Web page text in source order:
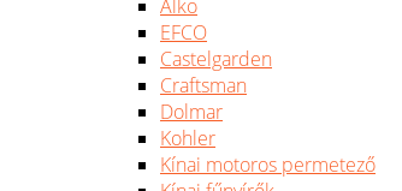
Alko
EFCO
Castelgarden
Craftsman
Dolmar
Kohler
Kínai motoros permetező